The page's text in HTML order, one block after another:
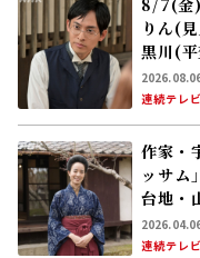
8/7(金)
りん(
黒川(
連続テレ
作家・
ッサム
台地・
れ育っ
せを感
連続テレ